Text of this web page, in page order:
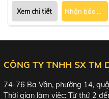
Xem chi tiết Nhận báo giá
CÔNG TY TNHH SX TM
74-76 Ba Vân, phường 14,
Thời gian làm việc: Từ thứ 2